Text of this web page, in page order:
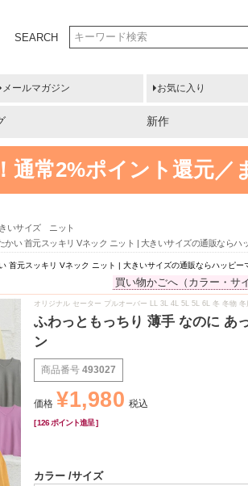
SEARCH
メールマガジン お気に入り
新作
通常2%ポイント還元／
いサイズ ニット
い 首元スッキリ Vネック ニット | 大きいサイズの通販ならハ
首元スッキリ Vネック ニット | 大きいサイズの通販ならハッピー
買い物かごへ（カラー・サ
オリジナル セーター プルオーバー LL 3L 4L 5L 5L 6L 冬 冬物
ふわっともっちり 薄手 なのに あ
ン
商品番号 493027
価格 ¥1,980 税込
[126 ポイント進呈 ]
カラー サイズ